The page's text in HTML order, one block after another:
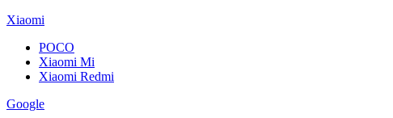
Xiaomi
POCO
Xiaomi Mi
Xiaomi Redmi
Google